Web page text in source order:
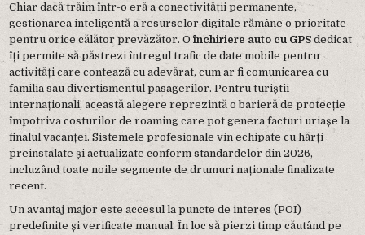
Chiar dacă trăim într-o eră a conectivității permanente,
gestionarea inteligentă a resurselor digitale rămâne o prioritate
pentru orice călător prevăzător. Oînchiriere auto cu GPS dedicat
îți permite să păstrezi întregul trafic de date mobile pentru
activități care contează cu adevărat, cum ar fi comunicarea cu
familia sau divertismentul pasagerilor. Pentru turiștii
internaționali, această alegere reprezintă o barieră de protecție
împotriva costurilor de roaming care pot genera facturi uriașe la
finalul vacanței. Sistemele profesionale vin echipate cu hărți
preinstalate și actualizate conform standardelor din 2026,
incluzând toate noile segmente de drumuri naționale finalizate
recent.
Un avantaj major este accesul la puncte de interes (POI)
predefinite și verificate manual. În loc să pierzi timp căutând pe